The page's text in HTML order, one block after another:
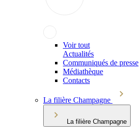
Voir tout
Actualités
Communiqués de presse
Médiathèque
Contacts
La filière Champagne
La filière Champagne